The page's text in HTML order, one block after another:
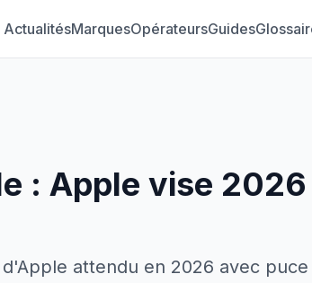
ActualitésMarquesOpérateursGuides
: Apple vise
attendu en 2026 avec